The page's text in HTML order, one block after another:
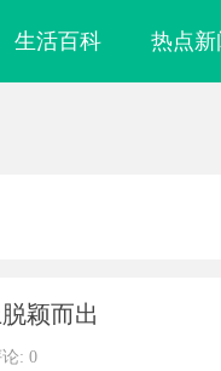
生活百科 热点新
颖而出
: 0